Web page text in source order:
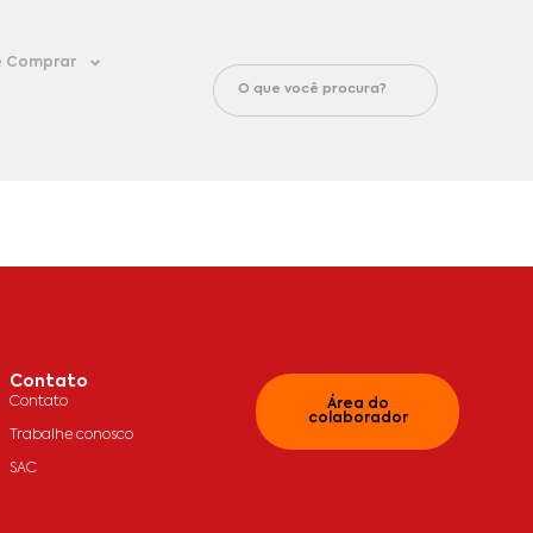
Comprar
Contato
Contato
Trabalhe conosco
SAC
Área do
colaborador